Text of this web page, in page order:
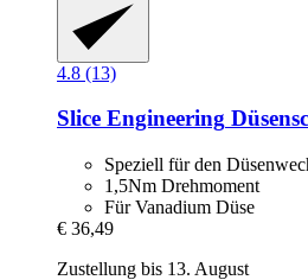
4.8 (13)
Slice Engineering
Speziell für den
1,5Nm Drehmoment
Für Vanadium Düse
€ 36,49
Zustellung bis 13. August